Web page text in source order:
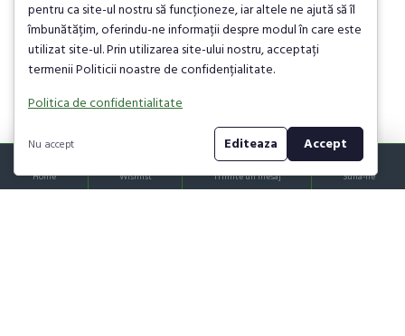
Coarnele Zeitei -
Calatorie in Timp
90,00 lei
Pendulul Magic
60,00 lei
Home Wishlist Trimite un mesaj Suna-ne
pentru ca site-ul nostru să funcționeze, iar altele ne ajută să îl
îmbunătățim, oferindu-ne informații despre modul în care este
utilizat site-ul. Prin utilizarea site-ului nostru, acceptați
termenii Politicii noastre de confidențialitate.
Politica de confidentialitate
Nu accept Editeaza Accept